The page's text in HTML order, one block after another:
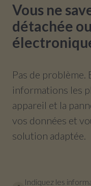
Vous ne
détachée
Pas de problème.
informations les
appareil et la
vos données et
solution adaptée.
Indiquez les